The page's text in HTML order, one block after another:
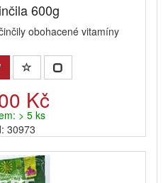
600g
obohacené vitamíny
Kč
> 5 ks
30973